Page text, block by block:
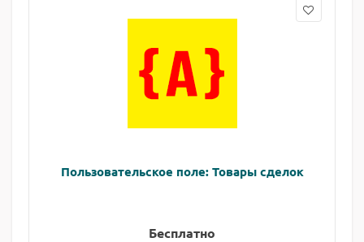
Пользовательское поле: Товары сделок
Бесплатно